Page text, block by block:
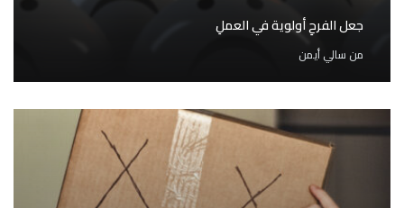
جعل الفرحِ أولوية في العملِ
من سالي أيمن